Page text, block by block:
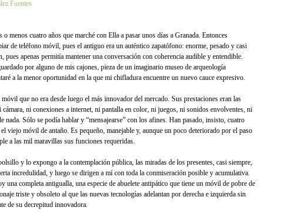
Fuentes
o menos cuatro años que marché con Ella a pasar unos días a Granada. Entonces
de teléfono móvil, pues el antiguo era un auténtico zapatófono: enorme, pesado y casi
pues apenas permitía mantener una conversación con coherencia audible y entendible.
por alguno de mis cajones, pieza de un imaginario museo de arqueología
a la menor oportunidad en la que mi chifladura encuentre un nuevo cauce expresivo.
que no era desde luego el más innovador del mercado. Sus prestaciones eran las
cámara, ni conexiones a internet, ni pantalla en color, ni juegos, ni sonidos envolventes, ni
nada. Sólo se podía hablar y “mensajearse” con los afines. Han pasado, insisto, cuatro
viejo móvil de antaño. Es pequeño, manejable y, aunque un poco deteriorado por el paso
a las mil maravillas sus funciones requeridas.
y lo expongo a la contemplación pública, las miradas de los presentes, casi siempre,
incredulidad, y luego se dirigen a mí con toda la conmiseración posible y acumulativa.
una completa antigualla, una especie de abuelete antipático que tiene un móvil de pobre de
triste y obsoleto al que las nuevas tecnologías adelantan por derecha e izquierda sin
de su decrepitud innovadora.